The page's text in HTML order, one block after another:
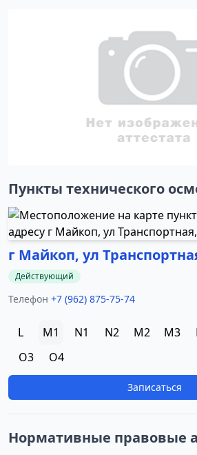
Пункты технического
г Майкоп, ул
Действующий
Телефон +7 (962) 875-75-74
L M1 N1 N2 M2 M3
O3
O4
Записаться
Нормативные правовые